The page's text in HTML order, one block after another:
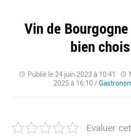
Vin de
bien
Publié le 24 juin 2023 à 10:41
2025 à 16:10 /
Evaluer